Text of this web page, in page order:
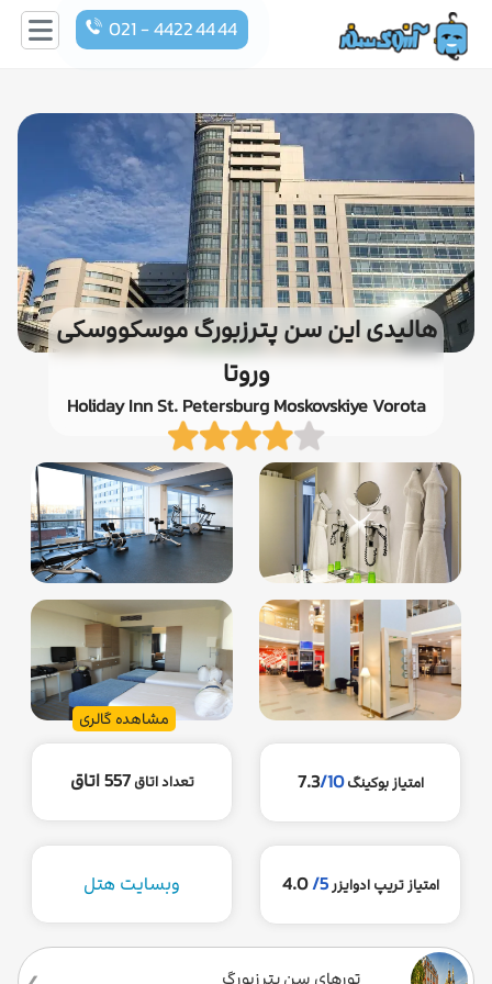
021 - 4422 44 44
هالیدی این سن پترزبورگ موسکووسکی
وروتا
Holiday Inn St. Petersburg Moskovskiye Vorota
مشاهده گالری
امتیاز بوکینگ 7.3/10 تعداد اتاق557 اتاق
امتیاز تریپ ادوایزر5/
4.0 وبسایت هتل